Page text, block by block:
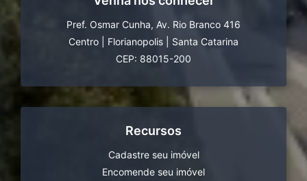
Pref. Osmar Cunha, Av. Rio Branco 416
Centro
Florianopolis
Santa Catarina
CEP: 88015-200
Recursos
Cadastre seu imóvel
Encomende seu imóvel